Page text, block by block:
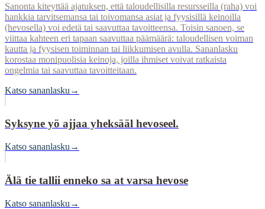
Sanonta kiteyttää ajatuksen, että taloudellisilla resursseilla (raha) voi
hankkia tarvitsemansa tai toivomansa asiat ja fyysisillä keinoilla
(hevosella) voi edetä tai saavuttaa tavoitteensa. Toisin sanoen, se
viittaa kahteen eri tapaan saavuttaa päämäärä: taloudellisen voiman
kautta ja fyysisen toiminnan tai liikkumisen avulla. Sananlasku
korostaa monipuolisia keinoja, joilla ihmiset voivat ratkaista
ongelmia tai saavuttaa tavoitteitaan.
Katso sananlasku →
Syksyne yö ajjaa yheksääl hevoseel.
Katso sananlasku →
Älä tie tallii enneko sa at varsa hevose
Katso sananlasku →